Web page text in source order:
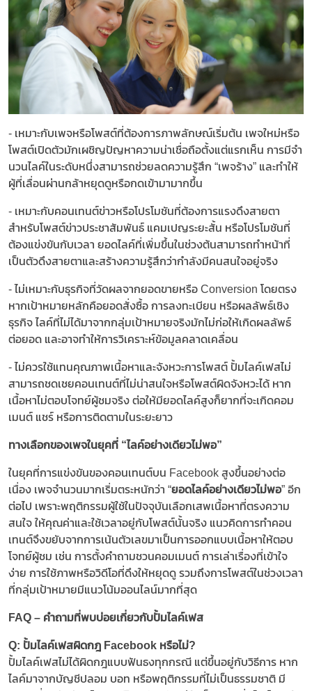
- เหมาะกับเพจหรือโพสต์ที่ต้องการภาพลักษณ์เริ่มต้น เพจใหม่หรือ
โพสต์เปิดตัวมักเผชิญปัญหาความน่าเชื่อถือตั้งแต่แรกเห็น การมีจำ
นวนไลค์ในระดับหนึ่งสามารถช่วยลดความรู้สึก “เพจร้าง” และทำให้
ผู้ที่เลื่อนผ่านกล้าหยุดดูหรือกดเข้ามามากขึ้น​
​​- เหมาะกับคอนเทนต์ข่าวหรือโปรโมชันที่ต้องการแรงดึงสายตา
สำหรับโพสต์ข่าวประชาสัมพันธ์ แคมเปญระยะสั้น หรือโปรโมชันที่
ต้องแข่งขันกับเวลา ยอดไลค์ที่เพิ่มขึ้นในช่วงต้นสามารถทำหน้าที่
เป็นตัวดึงสายตาและสร้างความรู้สึกว่ากำลังมีคนสนใจอยู่จริง​
​​- ไม่เหมาะกับธุรกิจที่วัดผลจากยอดขายหรือ Conversion โดยตรง
หากเป้าหมายหลักคือยอดสั่งซื้อ การลงทะเบียน หรือผลลัพธ์เชิง
ธุรกิจ ไลค์ที่ไม่ได้มาจากกลุ่มเป้าหมายจริงมักไม่ก่อให้เกิดผลลัพธ์
ต่อยอด และอาจทำให้การวิเคราะห์ข้อมูลคลาดเคลื่อน​
​​- ไม่ควรใช้แทนคุณภาพเนื้อหาและจังหวะการโพสต์ ปั้มไลค์เฟสไม่
สามารถชดเชยคอนเทนต์ที่ไม่น่าสนใจหรือโพสต์ผิดจังหวะได้ หาก
เนื้อหาไม่ตอบโจทย์ผู้ชมจริง ต่อให้มียอดไลค์สูงก็ยากที่จะเกิดคอม
เมนต์ แชร์ หรือการติดตามในระยะยาว​
ทางเลือกของเพจในยุคที่ “ไลค์อย่างเดียวไม่พอ”
​​ในยุคที่การแข่งขันของคอนเทนต์บน Facebook สูงขึ้นอย่างต่อ
เนื่อง เพจจำนวนมากเริ่มตระหนักว่า “​​ยอดไลค์อย่างเดียวไม่พอ​​” อีก
ต่อไป เพราะพฤติกรรมผู้ใช้ในปัจจุบันเลือกเสพเนื้อหาที่ตรงความ
สนใจ ให้คุณค่าและใช้เวลาอยู่กับโพสต์นั้นจริง แนวคิดการทำคอน
เทนต์จึงขยับจากการเน้นตัวเลขมาเป็นการออกแบบเนื้อหาให้ตอบ
โจทย์ผู้ชม เช่น การตั้งคำถามชวนคอมเมนต์ การเล่าเรื่องที่เข้าใจ
ง่าย การใช้ภาพหรือวิดีโอที่ดึงให้หยุดดู รวมถึงการโพสต์ในช่วงเวลา
ที่กลุ่มเป้าหมายมีแนวโน้มออนไลน์มากที่สุด​
FAQ – คำถามที่พบบ่อยเกี่ยวกับปั้มไลค์เฟส
Q: ปั้มไลค์เฟสผิดกฎ Facebook หรือไม่?
ปั้มไลค์เฟสไม่ได้ผิดกฎแบบฟันธงทุกกรณี แต่ขึ้นอยู่กับวิธีการ หาก
ไลค์มาจากบัญชีปลอม บอท หรือพฤติกรรมที่ไม่เป็นธรรมชาติ มี